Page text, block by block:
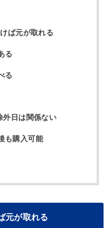
ば元が取れる
る
る
外日は関係ない
も購入可能
元が取れる